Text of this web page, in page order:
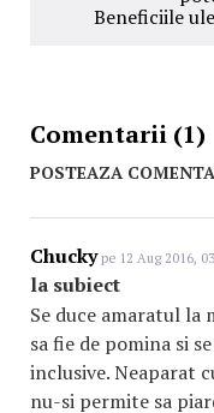
Beneficiile
Comentarii (1)
POSTEAZA
Chuckype 12 Aug 2016,
la subiect
Se duce amaratul la
sa fie de pomina si
inclusive. Neaparat
nu-si permite sa